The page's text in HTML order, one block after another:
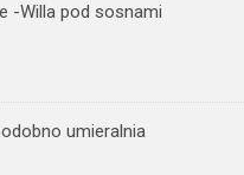
-Willa pod sosnami
umieralnia